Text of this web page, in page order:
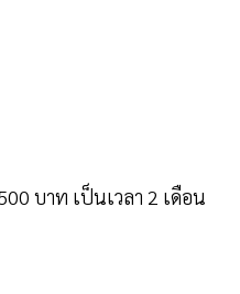
บาท เป็นเวลา 2 เดือน